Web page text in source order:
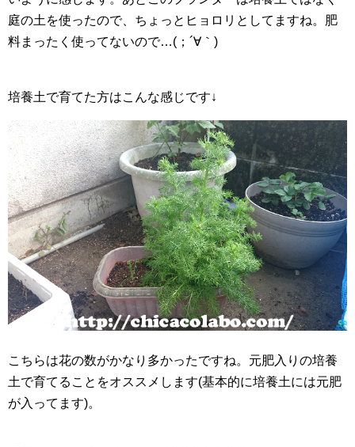
庭の土を使ったので、ちょっとヒョロリとしてますね。肥
料まったく使ってないので…(；´∀｀)
培養土で育てた方はこんな感じです↓
こちらは花の数がかなり多かったですね。元肥入りの培養
土で育てることをオススメします(基本的に培養土には元肥
が入ってます)。